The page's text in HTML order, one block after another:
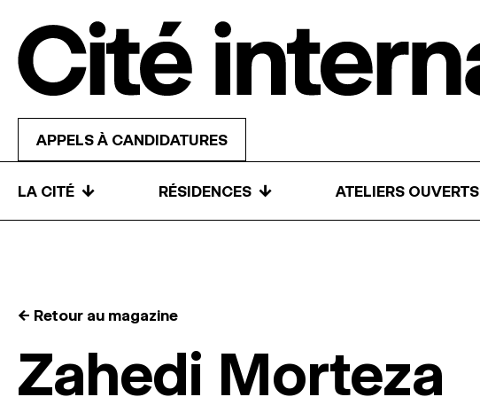
APPELS À CANDIDATURES
LA CITÉ ↓ RÉSIDENCES ↓ ATELIERS OUVERTS
← Retour au magazine
Zahedi Morteza